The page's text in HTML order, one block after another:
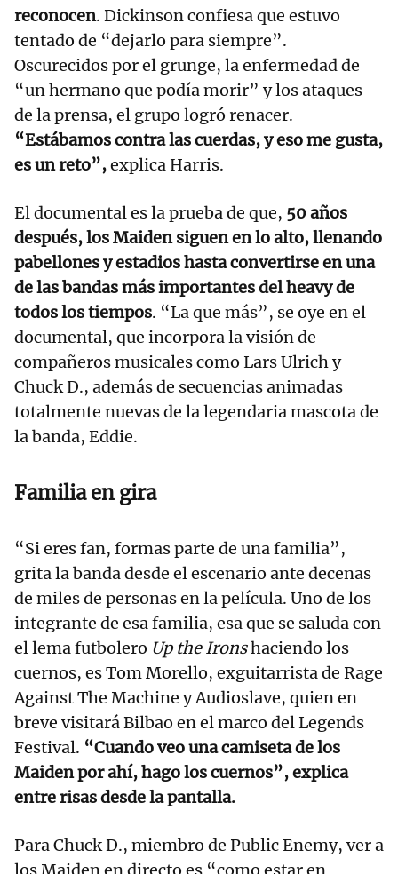
reconocen. Dickinson confiesa que estuvo
tentado de “dejarlo para siempre”.
Oscurecidos por el grunge, la enfermedad de
“un hermano que podía morir” y los ataques
de la prensa, el grupo logró renacer.
“Estábamos contra las cuerdas, y eso me gusta,
es un reto”,explica Harris.
El documental es la prueba de que, 50 años
después, los Maiden siguen en lo alto, llenando
pabellones y estadios hasta convertirse en una
de las bandas más importantes del heavy de
todos los tiempos. “La que más”, se oye en el
documental, que incorpora la visión de
compañeros musicales como Lars Ulrich y
Chuck D., además de secuencias animadas
totalmente nuevas de la legendaria mascota de
la banda, Eddie.
Familia en gira
“Si eres fan, formas parte de una familia”,
grita la banda desde el escenario ante decenas
de miles de personas en la película. Uno de los
integrante de esa familia, esa que se saluda con
el lema futbolero Up the Ironshaciendo los
cuernos, es Tom Morello, exguitarrista de Rage
Against The Machine y Audioslave, quien en
breve visitará Bilbao en el marco del Legends
Festival. “Cuando veo una camiseta de los
Maiden por ahí, hago los cuernos”, explica
entre risas desde la pantalla.
Para Chuck D., miembro de Public Enemy, ver a